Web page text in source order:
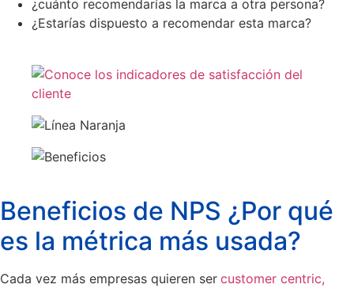
¿cuánto recomendarías la marca a otra persona?
¿Estarías dispuesto a recomendar esta marca?
Beneficios de NPS ¿Por qué
es la métrica más usada?
Cada vez más empresas quieren ser customer centric,